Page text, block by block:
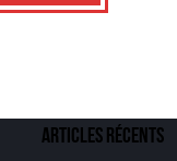
Articles récents